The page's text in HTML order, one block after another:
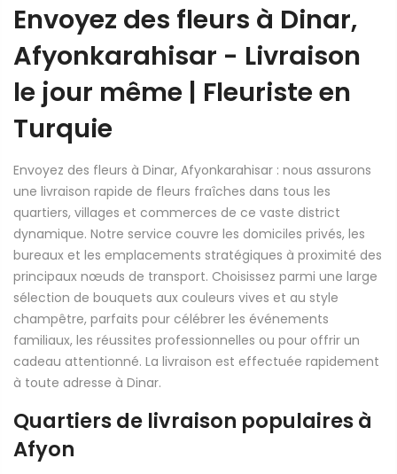
Envoyez des fleurs à Dinar,
Afyonkarahisar - Livraison
le jour même | Fleuriste en
Turquie
Envoyez des fleurs à Dinar, Afyonkarahisar : nous assurons
une livraison rapide de fleurs fraîches dans tous les
quartiers, villages et commerces de ce vaste district
dynamique. Notre service couvre les domiciles privés, les
bureaux et les emplacements stratégiques à proximité des
principaux nœuds de transport. Choisissez parmi une large
sélection de bouquets aux couleurs vives et au style
champêtre, parfaits pour célébrer les événements
familiaux, les réussites professionnelles ou pour offrir un
cadeau attentionné. La livraison est effectuée rapidement
à toute adresse à Dinar.
Quartiers de livraison populaires à
Afyon